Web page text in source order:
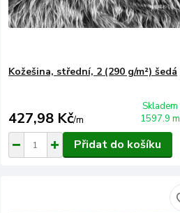
Kožešina, střední, 2 (290 g/m²) šedá
427,98 Kč/m
Skladem
1597.9 m
Přidat do košíku